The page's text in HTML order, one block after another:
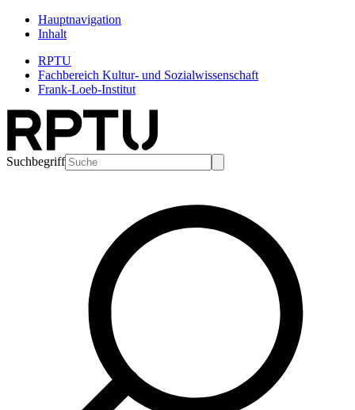
Hauptnavigation
Inhalt
RPTU
Fachbereich Kultur- und Sozialwissenschaft
Frank-Loeb-Institut
Suchbegriff